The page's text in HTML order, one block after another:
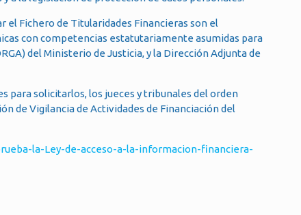
el Fichero de Titularidades Financieras son el
con competencias estatutariamente asumidas para
del Ministerio de Justicia, y la Dirección Adjunta de
para solicitarlos, los jueces y tribunales del orden
de Vigilancia de Actividades de Financiación del
la-Ley-de-acceso-a-la-informacion-financiera-